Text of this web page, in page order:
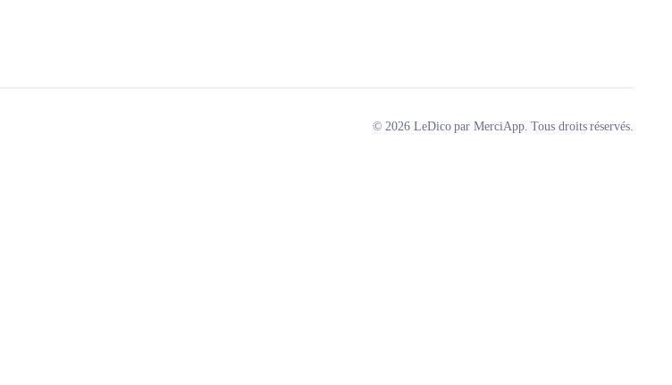
© 2026 LeDico par MerciApp. Tous droits réservés.